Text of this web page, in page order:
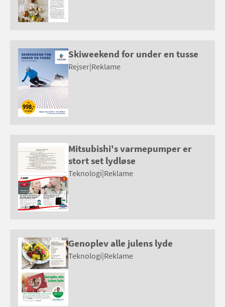
Skiweekend for under en tusse
Rejser|Reklame
Mitsubishi's varmepumper er
stort set lydløse
Teknologi|Reklame
Genoplev alle julens lyde
Teknologi|Reklame